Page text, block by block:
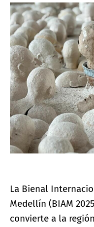
La Bienal
Medellín (BIAM
convierte a la